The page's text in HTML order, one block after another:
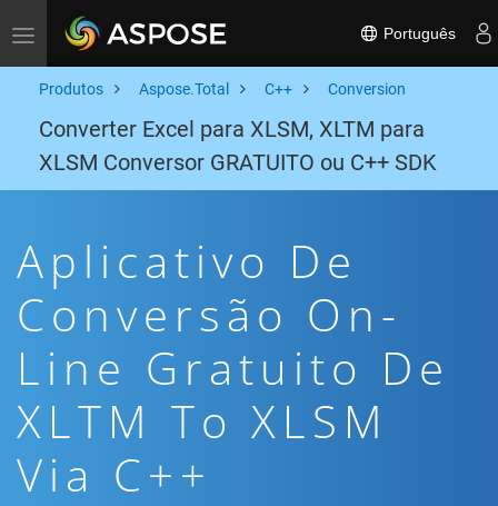
Toggle navigation Português
Produtos Aspose.Total C++ Conversion
Converter Excel para XLSM, XLTM para
XLSM Conversor GRATUITO ou C++ SDK
Aplicativo De
Conversão On-
Line Gratuito De
XLTM To XLSM
Via C++